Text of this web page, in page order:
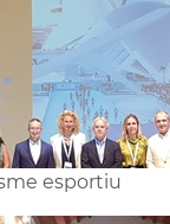
esportiu